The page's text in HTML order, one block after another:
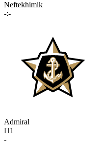
Neftekhimik
-:-
Admiral
П1
-